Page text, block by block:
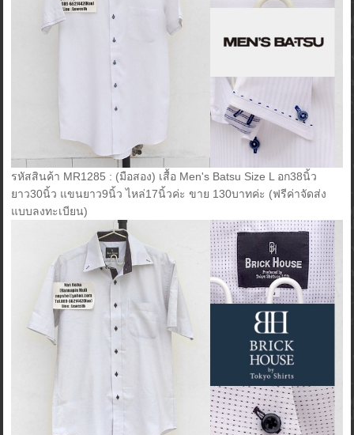
รหัสสินค้า MR1285 : (มือสอง) เสื้อ Men's Batsu Size L อก38นิ้ว
ยาว30นิ้ว แขนยาว9นิ้ว ไหล่17นิ้วค่ะ ขาย 130บาทค่ะ (ฟรีค่าจัดส่ง
แบบลงทะเบียน)